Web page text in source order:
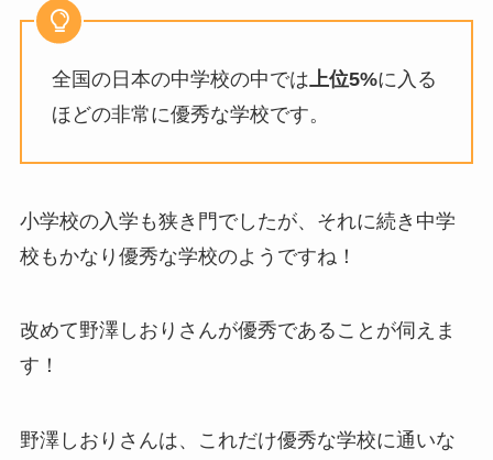
全国の日本の中学校の中では 上位5%に入る
ほどの非常に優秀な学校です。
小学校の入学も狭き門でしたが、それに続き中学
校もかなり優秀な学校のようですね！
改めて野澤しおりさんが優秀であることが伺えま
す！
野澤しおりさんは、これだけ優秀な学校に通いな